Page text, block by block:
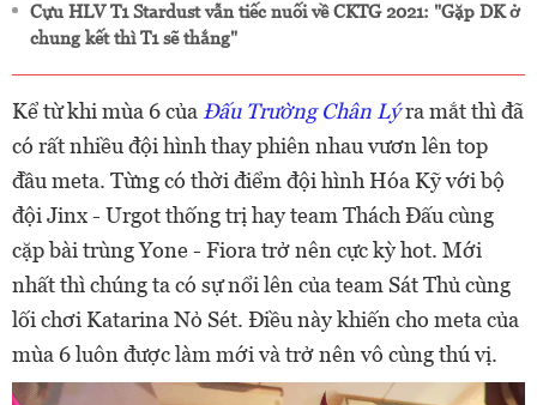
Cựu HLV T1 Stardust vẫn tiếc nuối về CKTG 2021: "Gặp DK ở
chung kết thì T1 sẽ thắng"
Kể từ khi mùa 6 của Đấu Trường Chân Lýra mắt thì đã
có rất nhiều đội hình thay phiên nhau vươn lên top
đầu meta. Từng có thời điểm đội hình Hóa Kỹ với bộ
đội Jinx - Urgot thống trị hay team Thách Đấu cùng
cặp bài trùng Yone - Fiora trở nên cực kỳ hot. Mới
nhất thì chúng ta có sự nổi lên của team Sát Thủ cùng
lối chơi Katarina Nỏ Sét. Điều này khiến cho meta của
mùa 6 luôn được làm mới và trở nên vô cùng thú vị.